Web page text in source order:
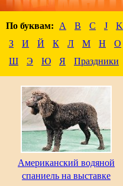
По буквам: A B C J K
З
И Й К Л М Н О
Ш
Э Ю Я Праздники
Американский водяной
спаниель на выставке